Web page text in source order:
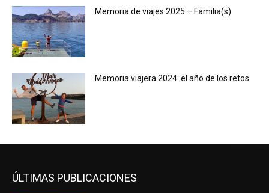
Memoria de viajes 2025 – Familia(s)
Memoria viajera 2024: el año de los retos
ÚLTIMAS PUBLICACIONES